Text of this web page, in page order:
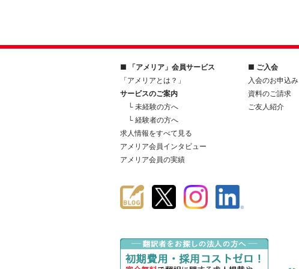
■ 「アメリア」会員サービス
「アメリアとは？」
サービスのご案内
└ 未経験の方へ
└ 経験者の方へ
求人情報をすべて見る
アメリア会員インタビュー
アメリア会員の実績
■ ご入会
入会のお申込み
資料のご請求
ご友人紹介